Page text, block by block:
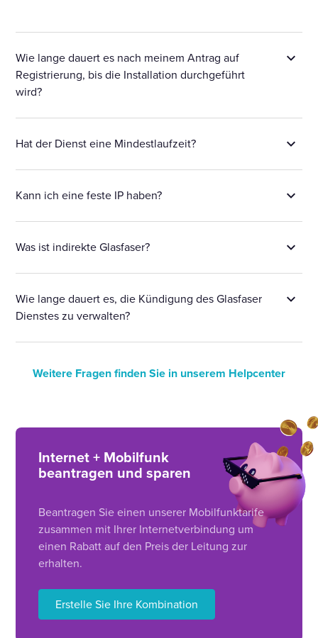
Wie lange dauert es nach meinem Antrag auf
Registrierung, bis die Installation durchgeführt
wird?
Hat der Dienst eine Mindestlaufzeit?
Kann ich eine feste IP haben?
Was ist indirekte Glasfaser?
Wie lange dauert es, die Kündigung des Glasfaser
Dienstes zu verwalten?
Weitere Fragen finden Sie in unserem Helpcenter
Internet + Mobilfunk
beantragen und sparen
Beantragen Sie einen unserer Mobilfunktarife
zusammen mit Ihrer Internetverbindung um
einen Rabatt auf den Preis der Leitung zur
erhalten.
Erstelle Sie Ihre Kombination